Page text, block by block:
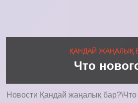
ҚАНДАЙ ЖАҢАЛЫҚ
Что
Новости Қандай жаңалық